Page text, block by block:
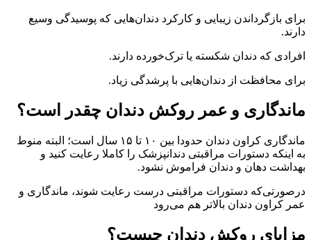
برای بازگرداندن زیبایی و کارکرد دندان‌هایی که پوسیدگی وسیع
دارند.
افرادی که دندان شکسته یا ترک‌خورده دارند.
برای محافظت از دندان‌هایی با پرشدگی زیاد.
ماندگاری و عمر روکش دندان چقدر است؟
ماندگاری کراون دندان حدودا بین ۱۰ تا ۱۵ سال است؛ البته منوط
به اینکه دستورات مراقبتی دندانپزشک را کاملا رعایت کنید و
بهداشت دهان و دندان فراموش نشود.
درصورتی‌که دستورات مراقبتی درست رعایت شوند، ماندگاری و
عمر کراون دندان بالاتر هم می‌رود
مزایای روکش دندان چیست؟